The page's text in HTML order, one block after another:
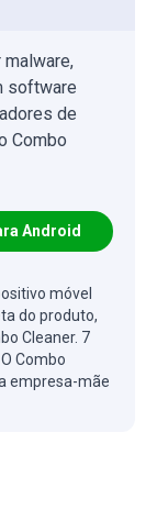
software
de
Combo
Android
móvel
do produto,
Cleaner. 7
Combo
empresa-mãe